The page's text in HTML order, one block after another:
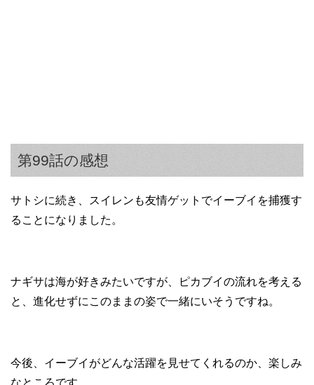
第99話の感想
サトシに続き、スイレンも友情ゲットでイーブイを捕獲す
ることになりました。
ナギサは海が好きみたいですが、ピカブイの流れを考える
と、進化せずにこのままの姿で一緒にいそうですね。
今後、イーブイがどんな活躍を見せてくれるのか、楽しみ